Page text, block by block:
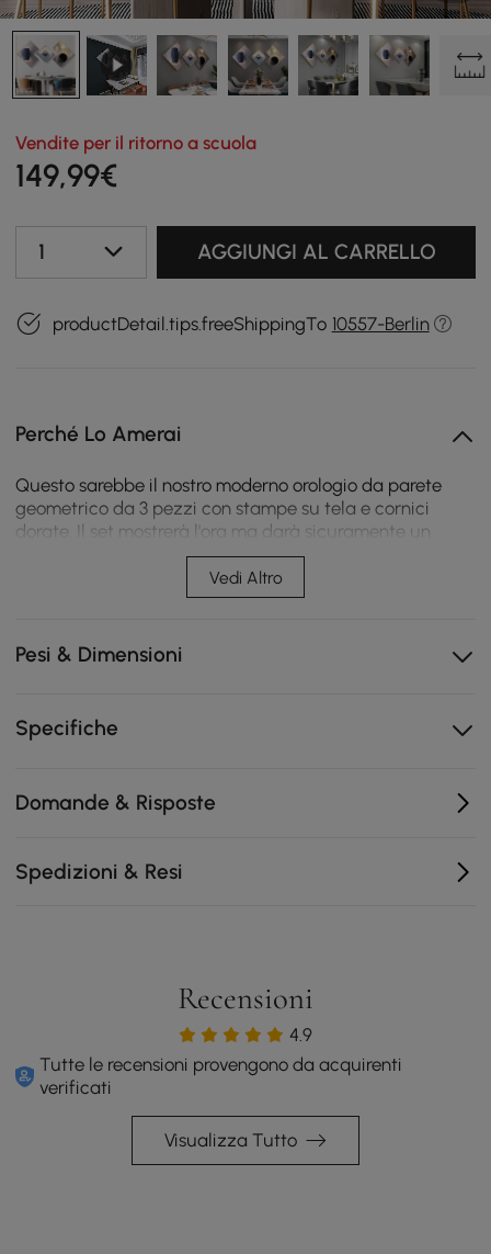
Vendite per il ritorno a scuola
149,99€
1 AGGIUNGI AL CARRELLO
productDetail.tips.freeShippingTo 10557-Berlin
Perché Lo Amerai
Questo sarebbe il nostro moderno orologio da parete
geometrico da 3 pezzi con stampe su tela e cornici
dorate. Il set mostrerà l'ora ma darà sicuramente un
tocco moderno portando l'arte contemporanea
all'interno della tua casa. Perfetto per soggiorno, camera
da letto o sala da pranzo.
Set di 3 quadri decorativi stampati
Vedi Altro
Pesi & Dimensioni
Specifiche
Domande & Risposte
Spedizioni & Resi
Recensioni
4.9
Tutte le recensioni provengono da acquirenti
verificati
Visualizza Tutto